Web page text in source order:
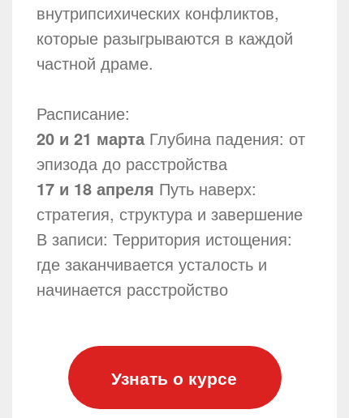
внутрипсихических конфликтов,
которые разыгрываются в каждой
частной драме.
Расписание:
20 и 21 марта Глубина падения: от
эпизода до расстройства
17 и 18 апреля Путь наверх:
стратегия, структура и завершение
В записи: Территория истощения:
где заканчивается усталость и
начинается расстройство
Узнать о курсе